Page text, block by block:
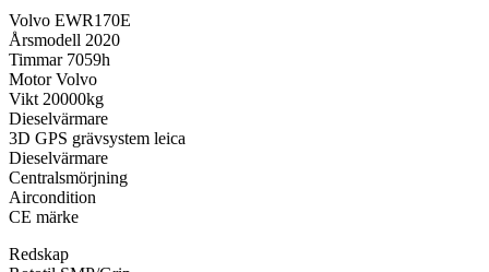
Volvo EWR170E
Årsmodell 2020
Timmar 7059h
Motor Volvo
Vikt 20000kg
Dieselvärmare
3D GPS grävsystem leica
Dieselvärmare
Centralsmörjning
Aircondition
CE märke
Redskap